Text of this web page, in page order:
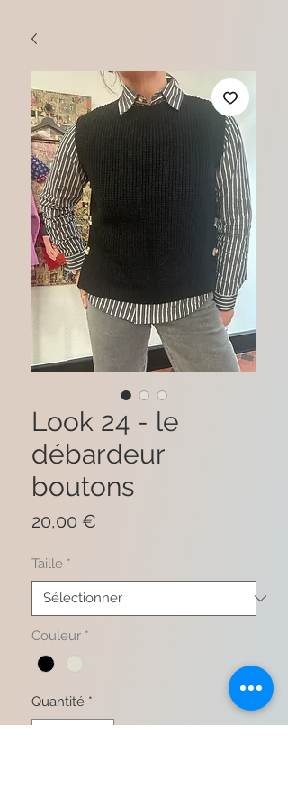
Look 24 - le
débardeur
boutons
20,00 €
Taille *
Couleur *
Quantité *